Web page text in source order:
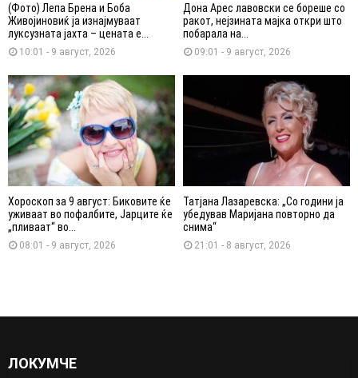
(Фото) Лепа Брена и Боба
Живојиновиќ ја изнајмуваат
луксузната јахта – цената е...
10:01 - 9 август, 2026
Дона Арес лавовски се бореше со
ракот, нејзината мајка откри што
побарала на...
09:01 - 9 август, 2026
Хороскоп за 9 август: Биковите ќе
уживаат во пофалбите, Јарците ќе
„пливаат“ во...
08:01 - 9 август, 2026
Татјана Лазаревска: „Со години ја
убедував Маријана повторно да
снима“
21:01 - 8 август, 2026
ЛОКУМЧЕ